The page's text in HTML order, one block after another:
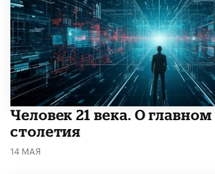
​Человек 21 века. О
столетия
14 МАЯ